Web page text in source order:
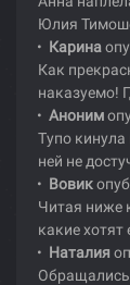
Юлия
Карина
Как
наказуемо!
Аноним
Тупо
ней не
Вовик
Читая ниже
какие хотят
Наталия
Обращались